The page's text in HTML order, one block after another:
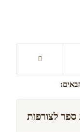
ספר לצורפות